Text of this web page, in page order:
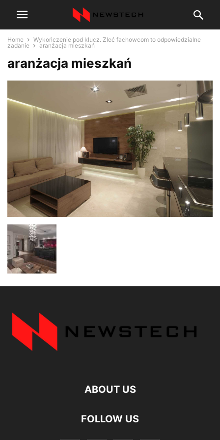
Home
Wykończenie pod klucz. Zleć fachowcom to odpowiedzialne
zadanie
aranżacja mieszkań
aranżacja mieszkań
ABOUT US
FOLLOW US